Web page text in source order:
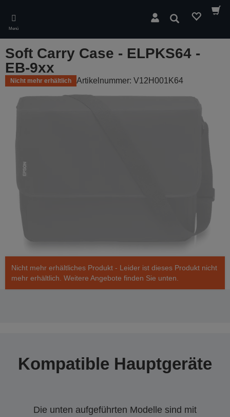
main
content
Menü
Suchen
Soft Carry Case - ELPKS64 -
EB-9xx
Nicht mehr erhältlich Artikelnummer: V12H001K64
Nicht mehr erhältliches Produkt - Leider ist dieses Produkt nicht
mehr erhältlich. Weitere Angebote finden Sie unten.
Kompatible Hauptgeräte
Die unten aufgeführten Modelle sind mit